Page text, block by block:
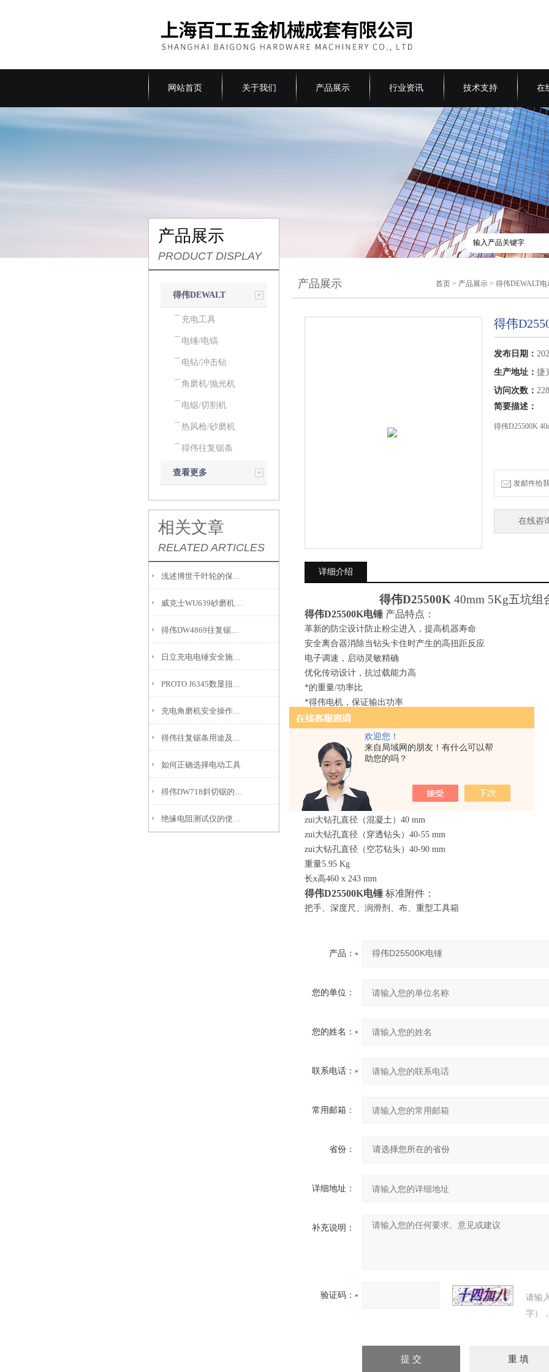
欢迎您！
来自局域网的朋友！有什么可以帮
助您的吗？
网站首页 关于我们 产品展示 行业资讯 技术支持 在
产品展示
PRODUCT DISPLAY
得伟DEWALT
电动工具
充电工具
电锤/电镐
电钻/冲击钻
角磨机/抛光机
电锯/切割机
热风枪/砂磨机
得伟往复锯条
查看更多
相关文章
RELATED ARTICLES
威克士WU639砂磨机内外兼修磨削有*
得伟DW4869往复锯条：精密齿形与高效切割的融合
日立充电电锤安全施工检查
充电角磨机安全操作需要留意以下方面
如何正确选择电动工具
产品展示 首页 > 产品展示 >得伟DEWALT
得伟
发布日期：
生产地址： 捷
访问次数：
简要描述：
得伟D25500K
发邮件给
在线咨
详细介绍
得伟D25500K 40mm 5Kg五坑组
得伟D25500K电锤 产品特点：
革新的防尘设计防止粉尘进入，提高机器寿命
安全离合器消除当钻头卡住时产生的高扭距反应
电子调速，启动灵敏精确
优化传动设计，抗过载能力高
*的重量/功率比
*得伟电机，保证输出功率
得伟D25500K电锤
功率输入1050 W
空载转速137-275 rpm
每分钟击打次数1306-2612 bpm
击打能量1-9 J
钻头类型SDS-Max
凿削功能 有
zui大钻孔直径（混凝土）40 mm
zui大钻孔直径（穿透钻头）40-55 mm
zui大钻孔直径（空芯钻头）40-90 mm
重量5.95 Kg
长x高460 x 243 mm
得伟D25500K电锤 标准附件：
把手、深度尺、润滑剂、布、重型工具箱
产品：
您的单位：
您的姓名：
联系电话：
常用邮箱：
省份：
详细地址：
补充说明：
验证码：
请输
字）